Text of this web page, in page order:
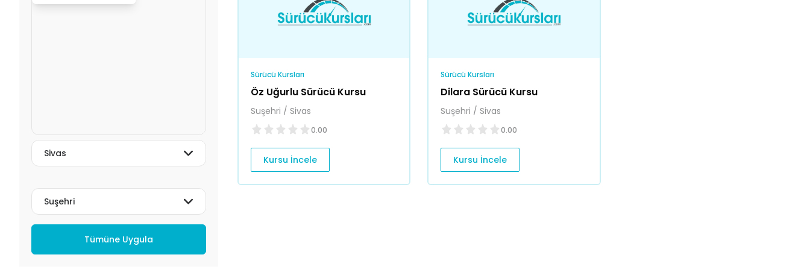
Tümüne Uygula
Sürücü Kursları
Öz Uğurlu Sürücü Kursu
Suşehri / Sivas
0.00
Kursu İncele
Sürücü Kursları
Dilara Sürücü Kursu
Suşehri / Sivas
0.00
Kursu İncele